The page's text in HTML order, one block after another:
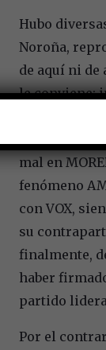
Hubo
Noroña,
de aquí ni de
le conviene;
mal en
fenómeno
con VOX,
su
finalmente,
haber
partido
Por el